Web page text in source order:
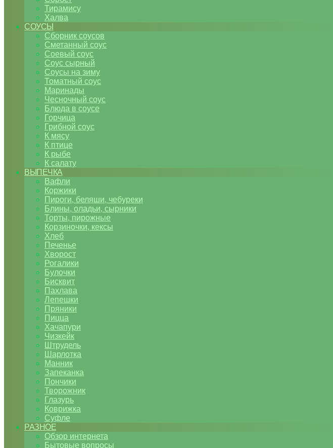
Тирамису
Халва
СОУСЫ
Сборник соусов
Сметанный соус
Соевый соус
Соус сырный
Соусы на зиму
Томатный соус
Маринады
Чесночный соус
Блюда в соусе
Горчица
Грибной соус
К мясу
К птице
К рыбе
К салату
ВЫПЕЧКА
Вафли
Коржики
Пироги, беляши, чебуреки
Блины, оладьи, сырники
Торты, пирожные
Корзиночки, кексы
Хлеб
Печенье
Хворост
Рогалики
Булочки
Бисквит
Пахлава
Лепешки
Пряники
Пицца
Хачапури
Чизкейк
Штрудель
Шарлотка
Манник
Запеканка
Пончики
Творожник
Глазурь
Коврижка
Суфле
РАЗНОЕ
Обзор интернета
Бытовые вопросы